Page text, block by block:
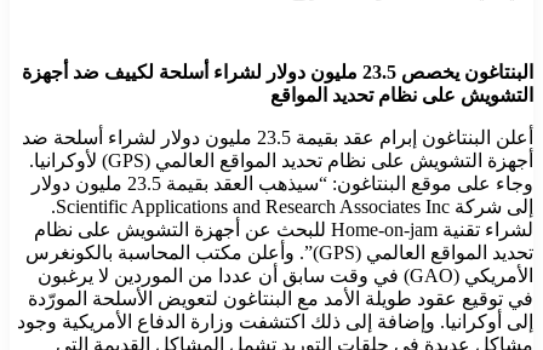
البنتاغون يخصص 23.5 مليون دولار لشراء أسلحة لكييف ضد أجهزة
التشويش على نظام تحديد المواقع
أعلن البنتاغون إبرام عقد بقيمة 23.5 مليون دولار لشراء أسلحة ضد
أجهزة التشويش على نظام تحديد المواقع العالمي (GPS) لأوكرانيا.
وجاء على موقع البنتاغون: “سيذهب العقد بقيمة 23.5 مليون دولار
إلى شركة Scientific Applications and Research Associates Inc.
لشراء تقنية Home-on-jam للبحث عن أجهزة التشويش على نظام
تحديد المواقع العالمي (GPS)”. وأعلن مكتب المحاسبة بالكونغرس
الأمريكي (GAO) في وقت سابق أن عددا من الموردين لا يرغبون
في توقيع عقود طويلة الأمد مع البنتاغون لتعويض الأسلحة المورّدة
إلى أوكرانيا. وإضافة إلى ذلك اكتشفت وزارة الدفاع الأمريكية وجود
مشاكل عديدة في حلقات التوريد تشمل المشاكل القديمة التي